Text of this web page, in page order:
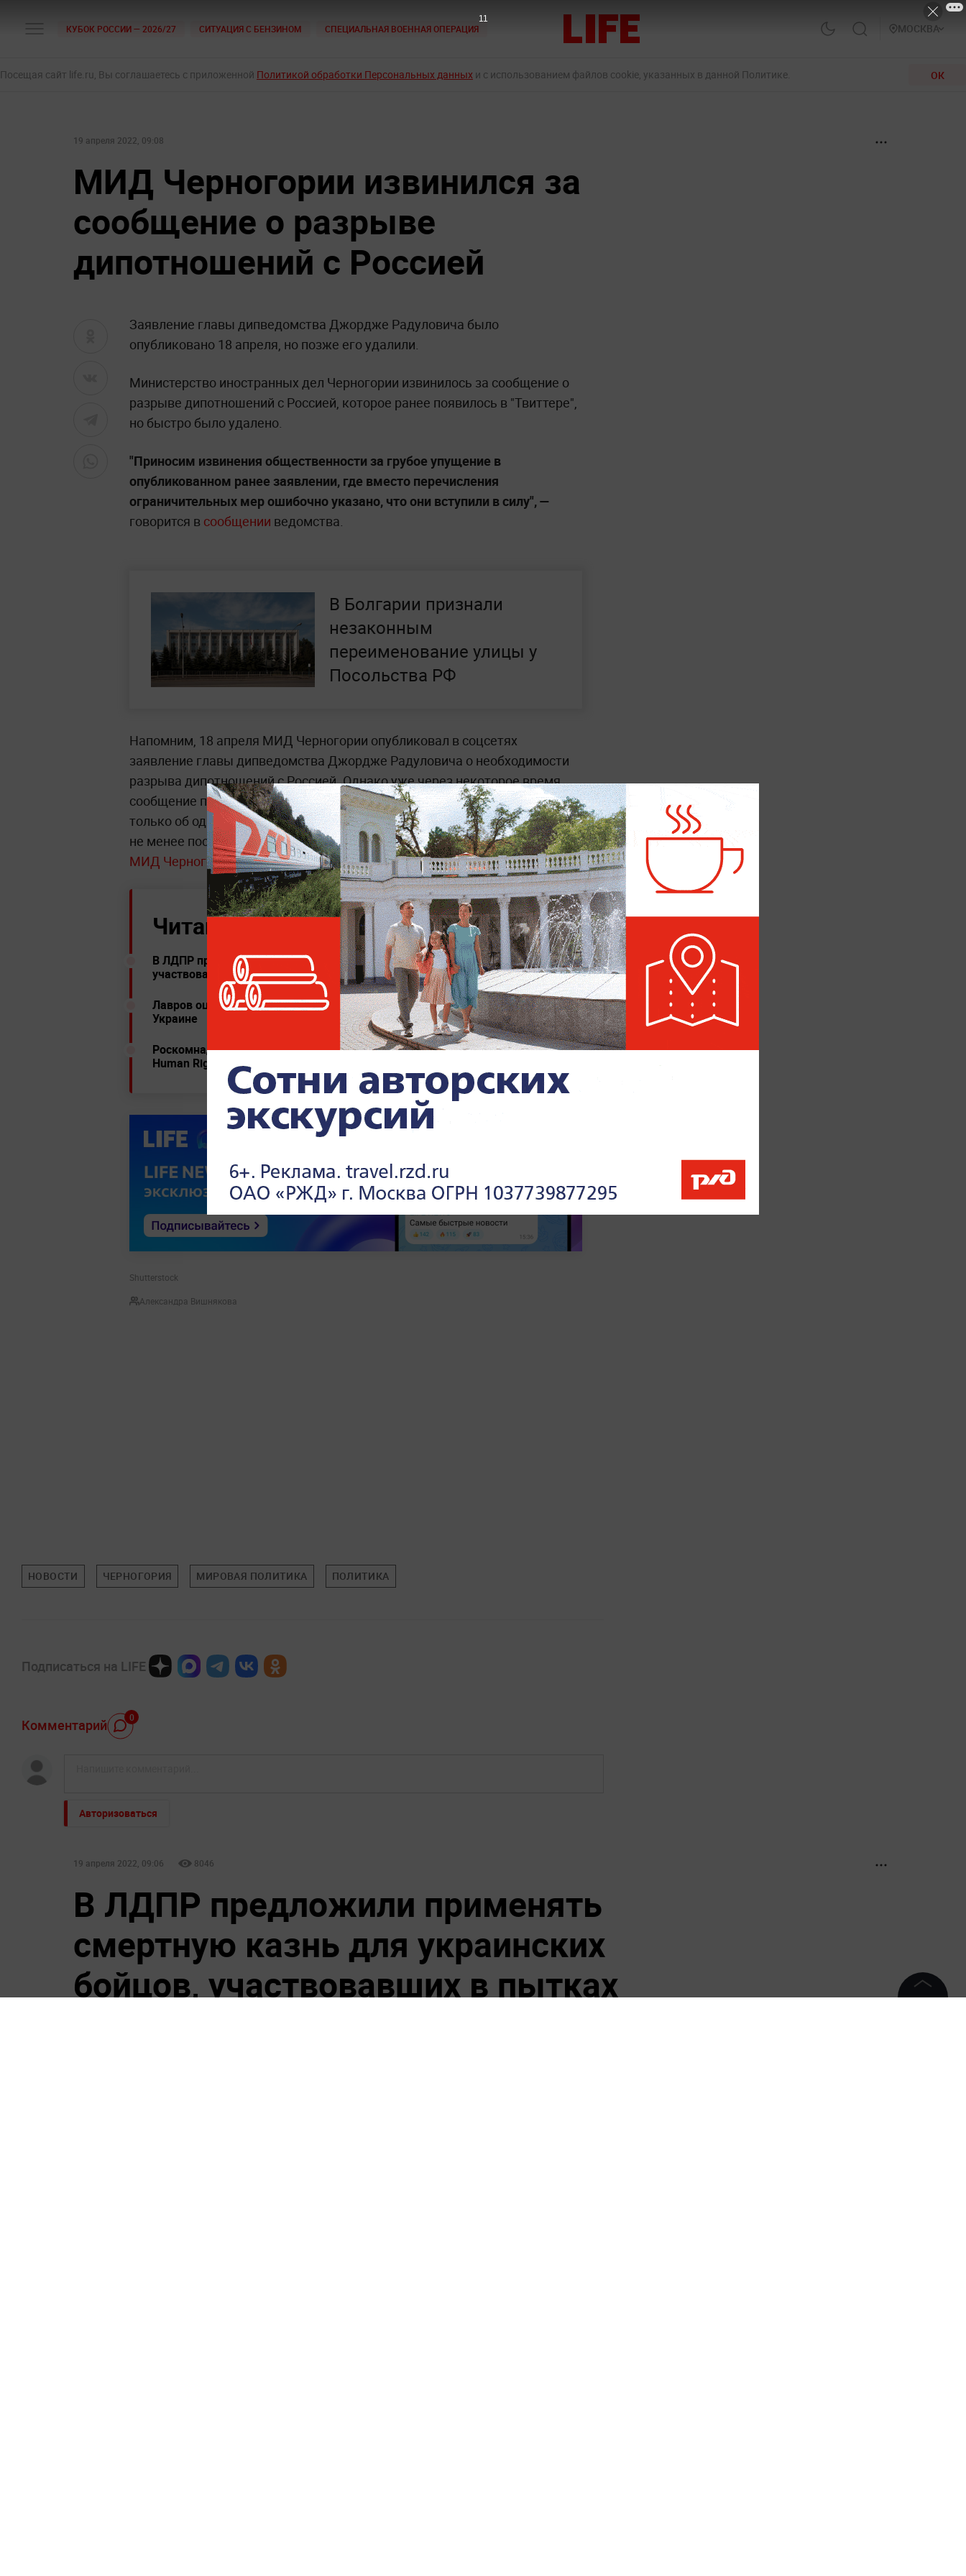
КУБОК РОССИИ — 2026/27 СИТУАЦИЯ С БЕНЗИНОМ СПЕЦИАЛЬНАЯ ВОЕННАЯ ОПЕРАЦИЯ МОСКВА
Посещая сайт life.ru, Вы соглашаетесь с приложенной Политикой обработки Персональных данных и с использованием файлов cookie, указанных в данной Политике. ОК
19 апреля 2022, 09:08
МИД Черногории извинился за
сообщение о разрыве
дипотношений с Россией
Заявление главы дипведомства Джордже Радуловича было
опубликовано 18 апреля, но позже его удалили.
Министерство иностранных дел Черногории извинилось за сообщение о
разрыве дипотношений с Россией, которое ранее появилось в "Твиттере",
но быстро было удалено.
"Приносим извинения общественности за грубое упущение в
опубликованном ранее заявлении, где вместо перечисления
ограничительных мер ошибочно указано, что они вступили в силу", —
говорится в сообщении ведомства.
В Болгарии признали
незаконным
переименование улицы у
Посольства РФ
Напомним, 18 апреля МИД Черногории опубликовал в соцсетях
заявление главы дипведомства Джордже Радуловича о необходимости
разрыва дипотношений с Россией. Однако уже через некоторое время
сообщение пропало, а пресс-служба ведомства пояснила, что речь шла
только об одном из видов рестриктивных мер в отношении Москвы. Тем
не менее после этогоПосольство России в Подгорице направило ноту в
МИД Черногориии потребовало разъяснений.
Читайте ещё:
В ЛДПР предложили применять смертную казнь для украинских бойцов,
участвовавших в пытках
Лавров оценил возможность использования ядерного оружия на
Украине
Роскомнадзор ограничил доступ к сайту американской организации
Human Rights Watch
Shutterstock
Александра Вишнякова
НОВОСТИ ЧЕРНОГОРИЯ МИРОВАЯ ПОЛИТИКА ПОЛИТИКА
Подписаться на LIFE
Комментарий 0
Авторизоваться
19 апреля 2022, 09:06 8046
В ЛДПР предложили применять
смертную казнь для украинских
бойцов, участвовавших в пытках
10